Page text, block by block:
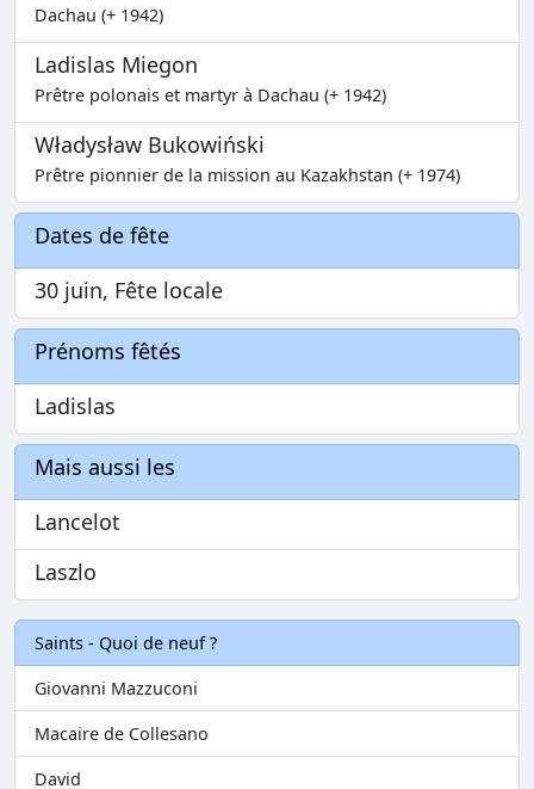
Dachau (+ 1942)
Ladislas Miegon
Prêtre polonais et martyr à Dachau (+ 1942)
Władysław Bukowiński
Prêtre pionnier de la mission au Kazakhstan (+ 1974)
Dates de fête
30 juin, Fête locale
Prénoms fêtés
Ladislas
Mais aussi les
Lancelot
Laszlo
Saints - Quoi de neuf ?
Giovanni Mazzuconi
Macaire de Collesano
David